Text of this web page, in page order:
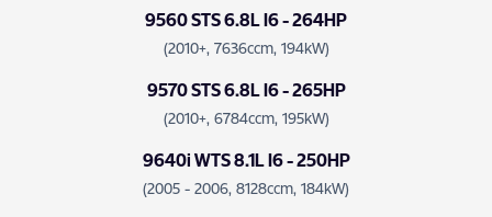
9560 STS 6.8L I6 - 264HP
(2010+, 7636ccm, 194kW)
9570 STS 6.8L I6 - 265HP
(2010+, 6784ccm, 195kW)
9640i WTS 8.1L I6 - 250HP
(2005 - 2006, 8128ccm, 184kW)